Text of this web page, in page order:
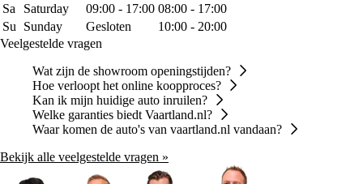
Sa
Saturday 09:00 - 17:00 08:00 - 17:00
Su
Sunday Gesloten
10:00 - 20:00
Veelgestelde vragen
Wat zijn de showroom openingstijden?
Hoe verloopt het online koopproces?
Kan ik mijn huidige auto inruilen?
Welke garanties biedt Vaartland.nl?
Waar komen de auto's van vaartland.nl vandaan?
Bekijk alle veelgestelde vragen »